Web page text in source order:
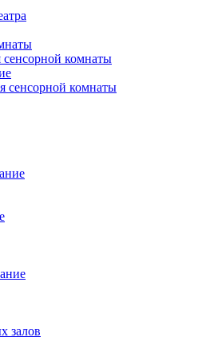
сенсорной комнаты
сенсорной комнаты
залов